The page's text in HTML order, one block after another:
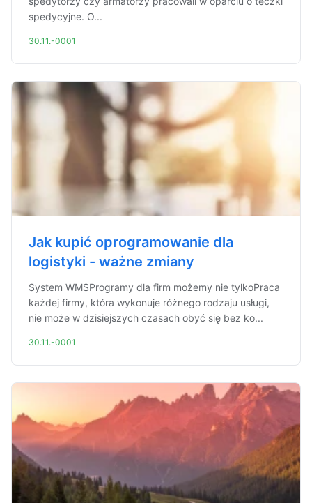
spedycyjne. O...
30.11.-0001
Jak kupić oprogramowanie dla
logistyki - ważne zmiany
System WMSProgramy dla firm możemy nie tylkoPraca
każdej firmy, która wykonuje różnego rodzaju usługi,
nie może w dzisiejszych czasach obyć się bez ko...
30.11.-0001